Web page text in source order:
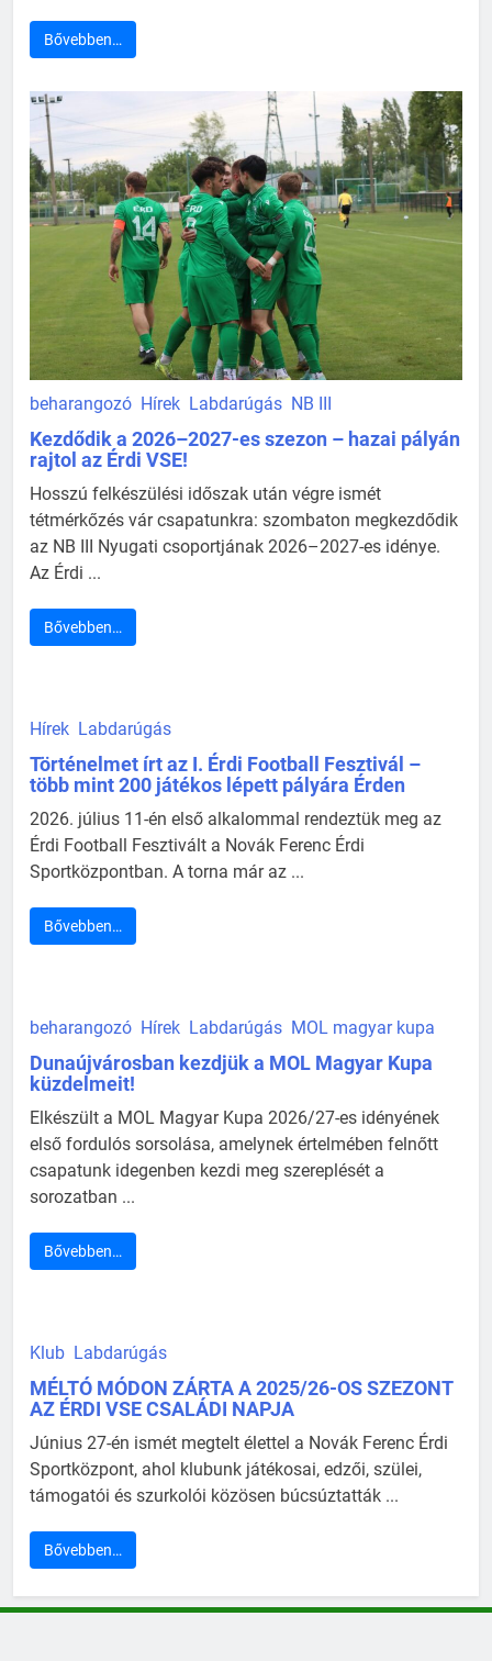
Bővebben…
beharangozó Hírek Labdarúgás NB III
Kezdődik a 2026–2027-es szezon – hazai pályán
rajtol az Érdi VSE!
Hosszú felkészülési időszak után végre ismét
tétmérkőzés vár csapatunkra: szombaton megkezdődik
az NB III Nyugati csoportjának 2026–2027-es idénye.
Az Érdi ...
Bővebben…
Hírek Labdarúgás
Történelmet írt az I. Érdi Football Fesztivál –
több mint 200 játékos lépett pályára Érden
2026. július 11-én első alkalommal rendeztük meg az
Érdi Football Fesztivált a Novák Ferenc Érdi
Sportközpontban. A torna már az ...
Bővebben…
beharangozó Hírek Labdarúgás MOL magyar kupa
Dunaújvárosban kezdjük a MOL Magyar Kupa
küzdelmeit!
Elkészült a MOL Magyar Kupa 2026/27-es idényének
első fordulós sorsolása, amelynek értelmében felnőtt
csapatunk idegenben kezdi meg szereplését a
sorozatban ...
Bővebben…
Klub Labdarúgás
MÉLTÓ MÓDON ZÁRTA A 2025/26-OS SZEZONT
AZ ÉRDI VSE CSALÁDI NAPJA
Június 27-én ismét megtelt élettel a Novák Ferenc Érdi
Sportközpont, ahol klubunk játékosai, edzői, szülei,
támogatói és szurkolói közösen búcsúztatták ...
Bővebben…